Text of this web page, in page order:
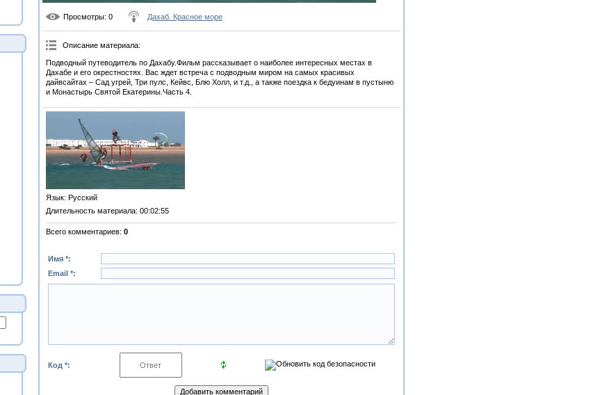
Просмотры: 0 Дахаб. Красное море
Описание материала:
Подводный путеводитель по Дахабу.Фильм рассказывает о наиболее интересных местах в
Дахабе и его окрестностях. Вас ждет встреча с подводным миром на самых красивых
дайвсайтах – Сад угрей, Три пулс, Кейвс, Блю Холл, и т.д., а также поездка к бедуинам в пустыню
и Монастырь Святой Екатерины.Часть 4.
Язык: Русский
Длительность материала: 00:02:55
Всего комментариев: 0
Имя *:
Email *:
Код *: